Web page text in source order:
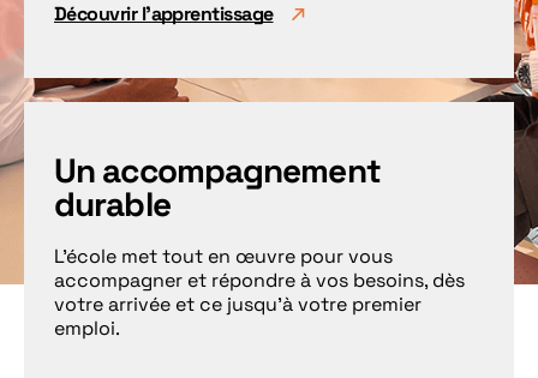
Découvrir l'apprentissage
Un accompagnement
durable
L’école met tout en œuvre pour vous
accompagner et répondre à vos besoins, dès
votre arrivée et ce jusqu’à votre premier
emploi.